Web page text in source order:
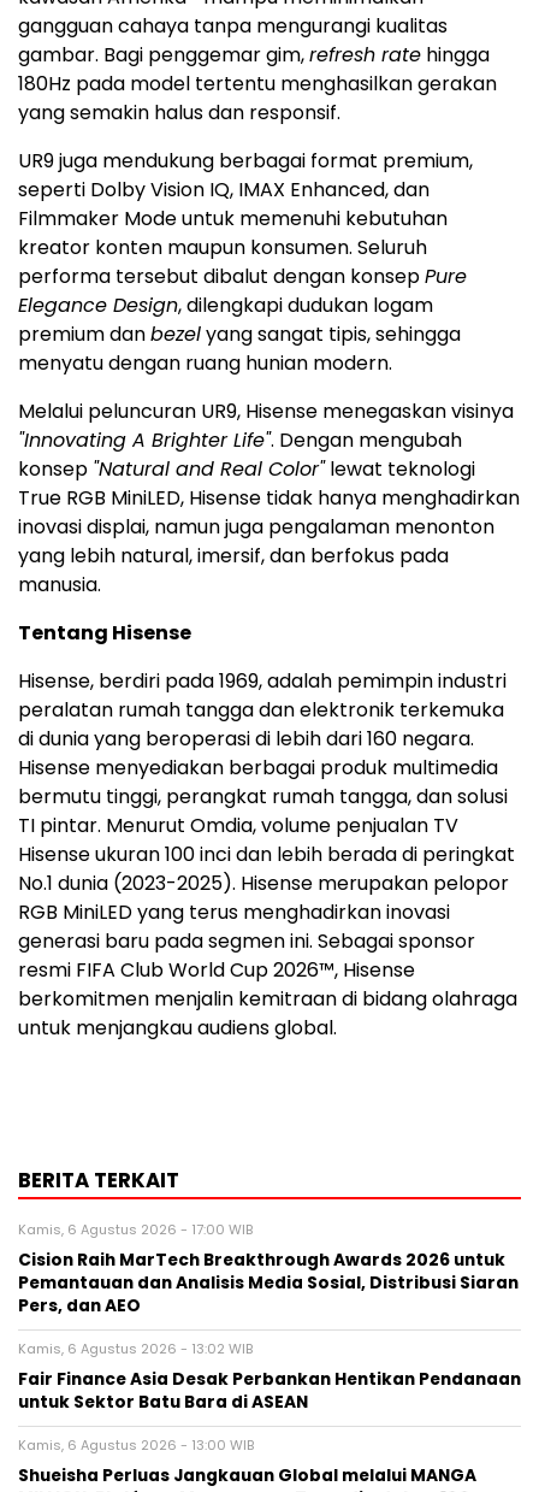
gangguan cahaya tanpa mengurangi kualitas
gambar. Bagi penggemar gim,refresh rate hingga
180Hz pada model tertentu menghasilkan gerakan
yang semakin halus dan responsif.
UR9 juga mendukung berbagai format premium,
seperti Dolby Vision IQ, IMAX Enhanced, dan
Filmmaker Mode untuk memenuhi kebutuhan
kreator konten maupun konsumen. Seluruh
performa tersebut dibalut dengan konsepPure
Elegance Design, dilengkapi dudukan logam
premium danbezelyang sangat tipis, sehingga
menyatu dengan ruang hunian modern.
Melalui peluncuran UR9, Hisense menegaskan visinya
"Innovating A Brighter Life". Dengan mengubah
konsep "Natural and Real Color"lewat teknologi
True RGB MiniLED, Hisense tidak hanya menghadirkan
inovasi displai, namun juga pengalaman menonton
yang lebih natural, imersif, dan berfokus pada
manusia.
Tentang Hisense
Hisense, berdiri pada 1969, adalah pemimpin industri
peralatan rumah tangga dan elektronik terkemuka
di dunia yang beroperasi di lebih dari 160 negara.
Hisense menyediakan berbagai produk multimedia
bermutu tinggi, perangkat rumah tangga, dan solusi
TI pintar. Menurut Omdia, volume penjualan TV
Hisense ukuran 100 inci dan lebih berada di peringkat
No.1 dunia (2023-2025). Hisense merupakan pelopor
RGB MiniLED yang terus menghadirkan inovasi
generasi baru pada segmen ini. Sebagai sponsor
resmi FIFA Club World Cup 2026™, Hisense
berkomitmen menjalin kemitraan di bidang olahraga
untuk menjangkau audiens global.
BERITA TERKAIT
Kamis, 6 Agustus 2026 - 17:00 WIB
Cision Raih MarTech Breakthrough Awards 2026 untuk
Pemantauan dan Analisis Media Sosial, Distribusi Siaran
Pers, dan AEO
Kamis, 6 Agustus 2026 - 13:02 WIB
Fair Finance Asia Desak Perbankan Hentikan Pendanaan
untuk Sektor Batu Bara di ASEAN
Kamis, 6 Agustus 2026 - 13:00 WIB
Shueisha Perluas Jangkauan Global melalui MANGA